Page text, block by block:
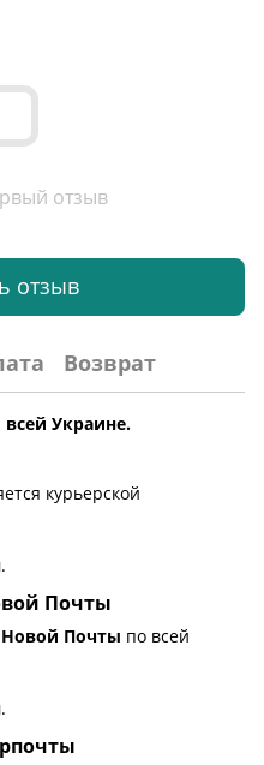
отзыв
отзыв
Возврат
всей Украине.
курьерской
.
Почты
Новой Почты по всей
.